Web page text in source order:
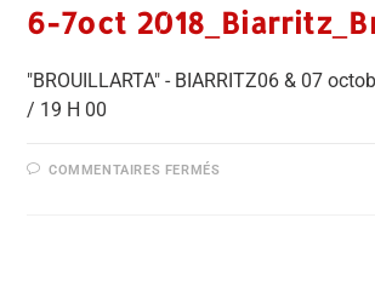
6-7oct
"BROUILLARTA" - BIARRITZ06 & 07
/ 19 H 00
COMMENTAIRES FERMÉS